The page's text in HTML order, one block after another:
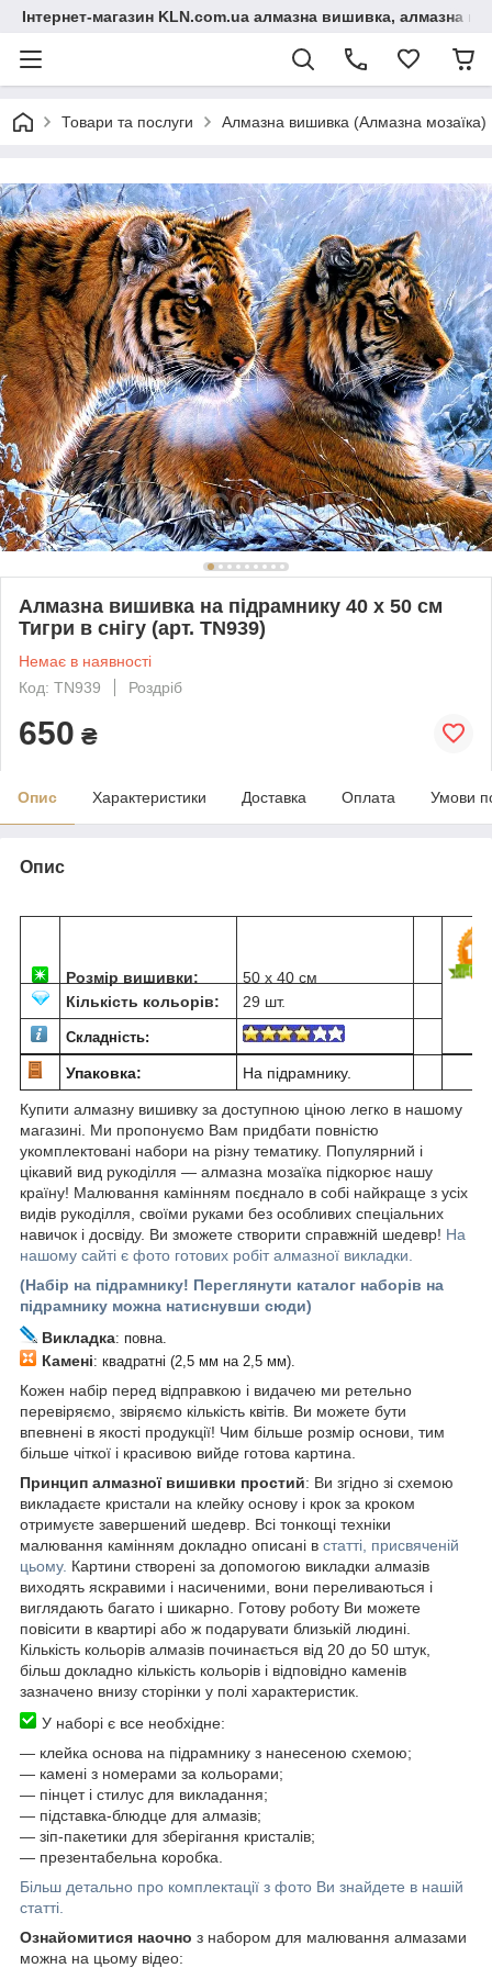
Інтернет-магазин KLN.com.ua алмазна вишивка, алмазна
Товари та послуги Алмазна вишивка (Алмазна мозаїка)
Алмазна вишивка на підрамнику 40 х 50 см
Тигри в снігу (арт. TN939)
Немає в наявності
Код: TN939
Роздріб
650 ₴
Опис Характеристики Доставка Оплата Умови
Опис
Розмір вишивки:
50 х 40 см
Кількість кольорів:
29 шт.
Складність:
Упаковка: На підрамнику.
Купити алмазну вишивку за доступною ціною легко в нашому
магазині. Ми пропонуємо Вам придбати повністю
укомплектовані набори на різну тематику. Популярний і
цікавий вид рукоділля ― алмазна мозаїка підкорює нашу
країну! Малювання камінням поєднало в собі найкраще з усіх
видів рукоділля, своїми руками без особливих спеціальних
навичок і досвіду. Ви зможете створити справжній шедевр! На
нашому сайті є фото готових робіт алмазної викладки.
(Набір на підрамнику! Переглянути каталог наборів на
підрамнику можна натиснувши сюди)
Викладка: повна.
Камені: квадратні (2,5 мм на 2,5 мм).
Кожен набір перед відправкою і видачею ми ретельно
перевіряємо, звіряємо кількість квітів. Ви можете бути
впевнені в якості продукції! Чим більше розмір основи, тим
більше чіткої і красивою вийде готова картина.
Принцип алмазної вишивки простий: Ви згідно зі схемою
викладаєте кристали на клейку основу і крок за кроком
отримуєте завершений шедевр. Всі тонкощі техніки
малювання камінням докладно описані в статті, присвяченій
цьому. Картини створені за допомогою викладки алмазів
виходять яскравими і насиченими, вони переливаються і
виглядають багато і шикарно. Готову роботу Ви можете
повісити в квартирі або ж подарувати близькій людині.
Кількість кольорів алмазів починається від 20 до 50 штук,
більш докладно кількість кольорів і відповідно каменів
зазначено внизу сторінки у полі характеристик.
У наборі є все необхідне:
― клейка основа на підрамнику з нанесеною схемою;
― камені з номерами за кольорами;
― пінцет і стилус для викладання;
― підставка-блюдце для алмазів;
― зіп-пакетики для зберігання кристалів;
― презентабельна коробка.
Більш детально про комплектації з фото Ви знайдете в нашій
статті.
Ознайомитися наочно з набором для малювання алмазами
можна на цьому відео: